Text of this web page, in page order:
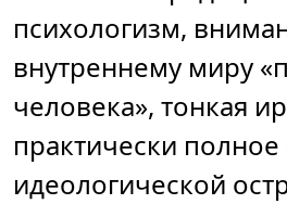
психологизм,
внутреннему миру
человека», тонкая
практически полное
идеологической